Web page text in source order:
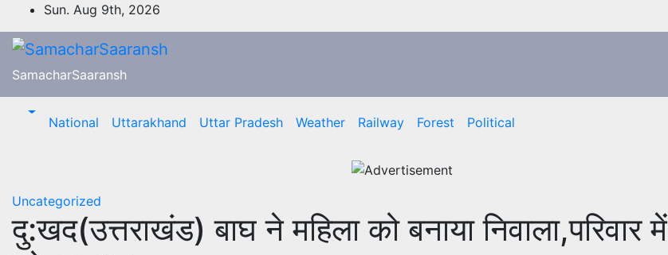
to
content
Sun. Aug 9th, 2026
SamacharSaaransh
National Uttarakhand Uttar Pradesh Weather Railway Forest Political
Uncategorized
दु:खद(उत्तराखंड) बाघ ने महिला को बनाया निवाला,परिवार में